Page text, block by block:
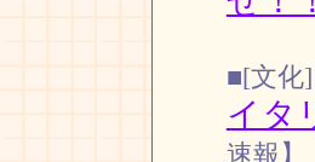
■[文化]
イタ
速報】